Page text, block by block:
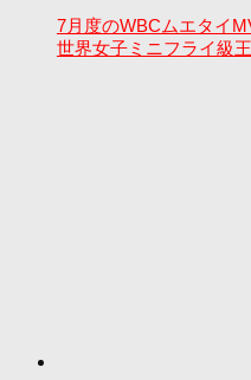
7月度のWBCムエタイ
世界女子ミニフライ級